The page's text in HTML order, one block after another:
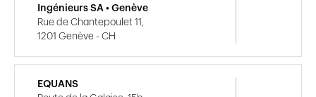
Ingénieurs SA • Genève
Rue de Chantepoulet 11,
1201 Genève - CH
EQUANS